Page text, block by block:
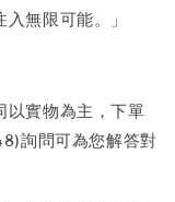
無限可能。」
以實物為主，下單
詢問可為您解答對